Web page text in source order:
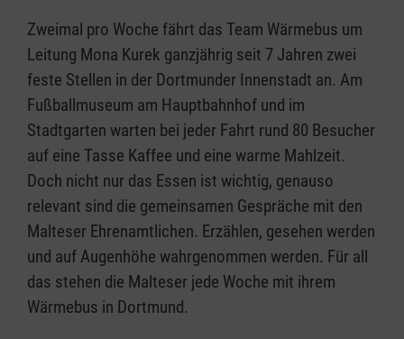
Zweimal pro Woche fährt das Team Wärmebus um
Leitung Mona Kurek ganzjährig seit 7 Jahren zwei
feste Stellen in der Dortmunder Innenstadt an. Am
Fußballmuseum am Hauptbahnhof und im
Stadtgarten warten bei jeder Fahrt rund 80 Besucher
auf eine Tasse Kaffee und eine warme Mahlzeit.
Doch nicht nur das Essen ist wichtig, genauso
relevant sind die gemeinsamen Gespräche mit den
Malteser Ehrenamtlichen. Erzählen, gesehen werden
und auf Augenhöhe wahrgenommen werden. Für all
das stehen die Malteser jede Woche mit ihrem
Wärmebus in Dortmund.